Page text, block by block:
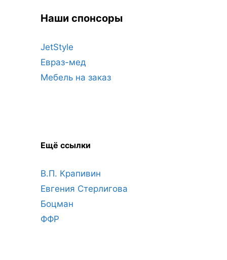
Наши спонсоры
JetStyle
Евраз-мед
Мебель на заказ
Ещё ссылки
В.П. Крапивин
Евгения Стерлигова
Боцман
ФФР